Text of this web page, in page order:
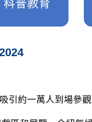
引約一萬人到場參